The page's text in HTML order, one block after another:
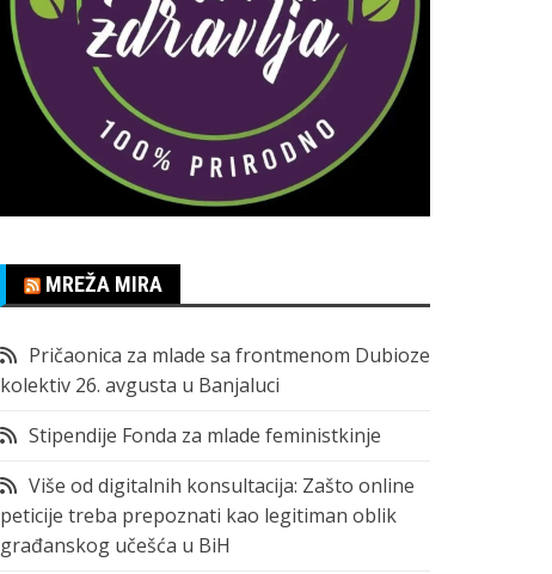
MREŽA MIRA
Pričaonica za mlade sa frontmenom Dubioze
kolektiv 26. avgusta u Banjaluci
Stipendije Fonda za mlade feministkinje
Više od digitalnih konsultacija: Zašto online
peticije treba prepoznati kao legitiman oblik
građanskog učešća u BiH